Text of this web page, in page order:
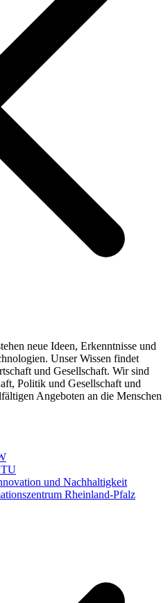
neue Ideen, Erkenntnisse und
Unser Wissen findet
und Gesellschaft. Wir sind
Politik und Gesellschaft und
Angeboten an die Menschen
und Nachhaltigkeit
Rheinland-Pfalz